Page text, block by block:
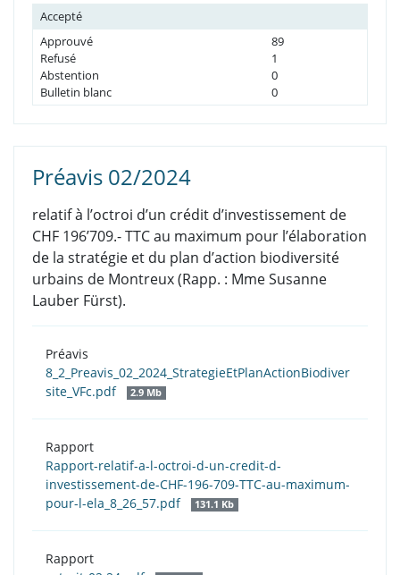
Accepté
Approuvé
89
Refusé
1
Abstention
0
Bulletin blanc
0
Préavis 02/2024
relatif à l’octroi d’un crédit d’investissement de
CHF 196’709.- TTC au maximum pour l’élaboration
de la stratégie et du plan d’action biodiversité
urbains de Montreux (Rapp. : Mme Susanne
Lauber Fürst).
Préavis
8_2_Preavis_02_2024_StrategieEtPlanActionBiodiver
site_VFc.pdf
2.9 Mb
Rapport
Rapport-relatif-a-l-octroi-d-un-credit-d-
investissement-de-CHF-196-709-TTC-au-maximum-
pour-l-ela_8_26_57.pdf
131.1 Kb
Rapport